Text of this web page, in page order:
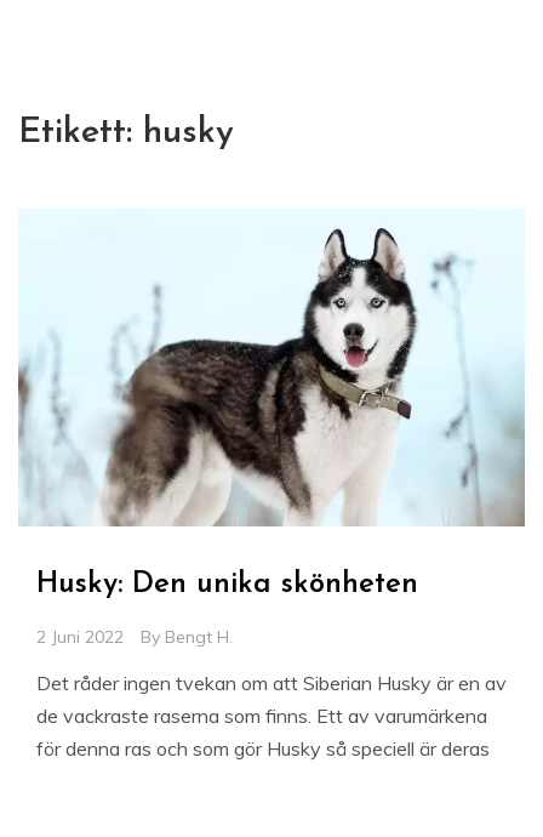
Etikett: husky
Husky: Den unika skönheten
2 Juni 2022 By Bengt H.
Det råder ingen tvekan om att Siberian Husky är en av
de vackraste raserna som finns. Ett av varumärkena
för denna ras och som gör Husky så speciell är deras